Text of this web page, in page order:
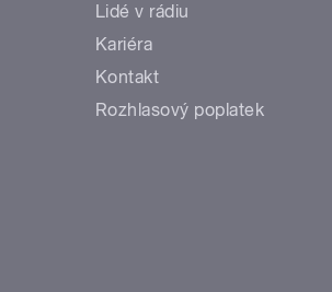
Lidé v rádiu
Kariéra
Kontakt
Rozhlasový poplatek